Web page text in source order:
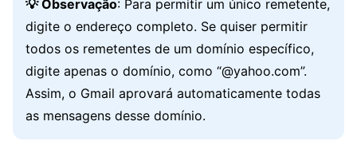
💡 Observação: Para permitir um único remetente,
digite o endereço completo. Se quiser permitir
todos os remetentes de um domínio específico,
digite apenas o domínio, como “@yahoo.com”.
Assim, o Gmail aprovará automaticamente todas
as mensagens desse domínio.